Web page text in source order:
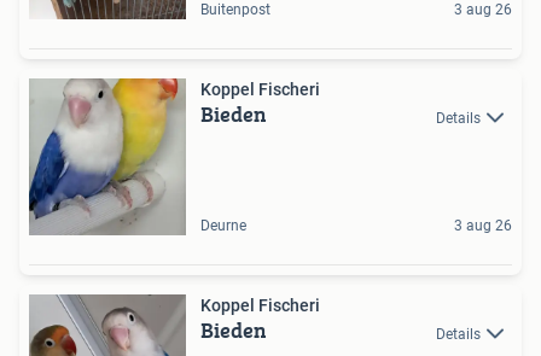
Buitenpost 3 aug 26
Koppel Fischeri
Bieden Details
Deurne 3 aug 26
Koppel Fischeri
Bieden Details